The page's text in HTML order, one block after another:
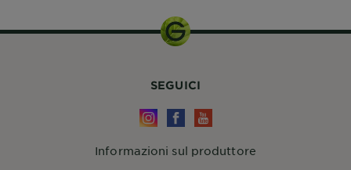
SEGUICI
Informazioni sul produttore